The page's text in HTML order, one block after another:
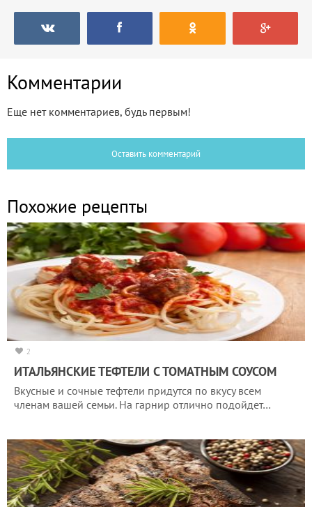
Комментарии
Еще нет комментариев, будь первым!
Оставить комментарий
Похожие рецепты
2
ИТАЛЬЯНСКИЕ ТЕФТЕЛИ С ТОМАТНЫМ СОУСОМ
Вкусные и сочные тефтели придутся по вкусу всем
членам вашей семьи. На гарнир отлично подойдет…